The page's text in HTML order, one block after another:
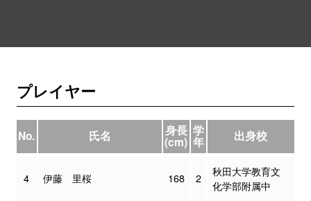
プレイヤー
No. 氏名 身長
(cm)
学
年 出身校
4 伊藤 里桜 168 2
秋田大学教育文
化学部附属中